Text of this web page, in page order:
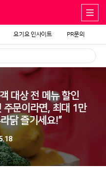
요기요 인사이트 PR문의
대상 전 메뉴 할인
주문이라면, 최대 1만
닭 즐기세요!”